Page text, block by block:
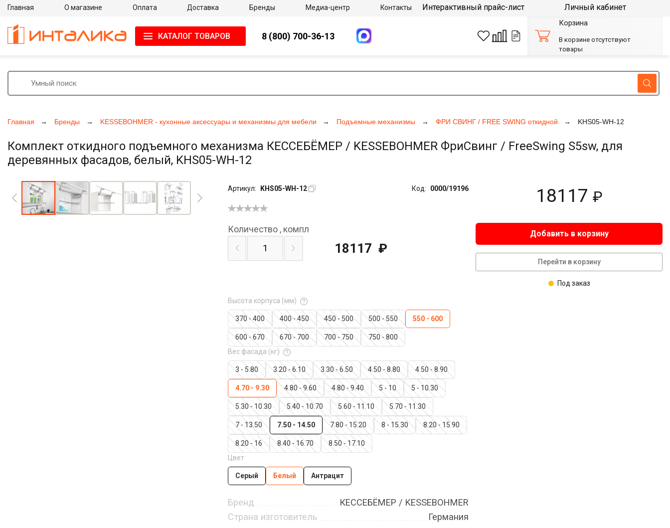
Главная Бренды KESSEBOHMER - кухонные аксессуары и механизмы для мебели Подъемные механизмы ФРИ СВИНГ / FREE SWING откидной KHS05-WH-12
Комплект откидного подъемного механизма КЕССЕБЁМЕР / KESSEBOHMER ФриСвинг / FreeSwing S5sw, для
деревянных фасадов, белый, KHS05-WH-12
Артикул: KHS05-WH-12 Код: 0000/19196 18117 ₽
Высота корпуса (мм)
370 - 400 400 - 450 450 - 500 500 - 550 550 - 600
600 - 670 670 - 700 700 - 750
750 - 800
Вес фасада (кг)
3 - 5.80 3.20 - 6.10 3.30 - 6.50 4.50 - 8.80 4.50 - 8.90
4.70 - 9.30 4.80 - 9.60 4.80 - 9.40 5 - 10 5 - 10.30
5.30 - 10.30 5.40 - 10.70 5.60 - 11.10 5.70 - 11.30
7 - 13.50 7.50 - 14.50 7.80 - 15.20 8 - 15.30 8.20 - 15.90
8.20 - 16 8.40 - 16.70
8.50 - 17.10
Цвет
Серый Белый Антрацит
Бренд
КЕССЕБЁМЕР / KESSEBOHMER
Страна изготовитель
Германия
Количество , компл
18117 ₽
Добавить в корзину
Перейти в корзину
Под заказ
Главная О магазине Оплата Доставка Бренды Медиа-центр Контакты Интерактивный прайс-лист Личный кабинет
КАТАЛОГ ТОВАРОВ 8 (800) 700-36-13
Корзина
В корзине отсутствуют
товары